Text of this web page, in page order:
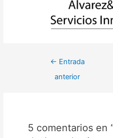
Navegación
← Entrada
anterior
5 comentarios en